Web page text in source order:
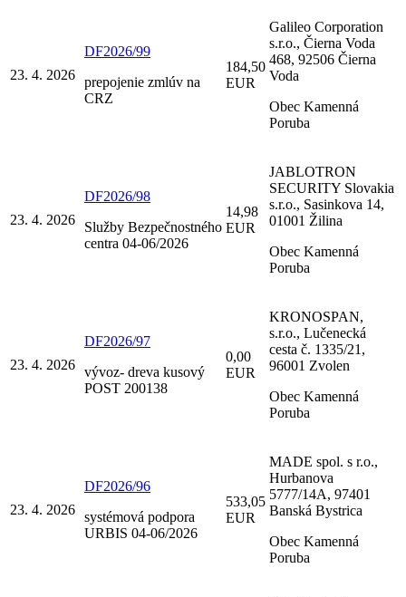
23. 4. 2026
DF2026/99
prepojenie zmlúv na
CRZ
184,50
EUR
Galileo Corporation
s.r.o., Čierna Voda
468, 92506 Čierna
Voda
Obec Kamenná
Poruba
23. 4. 2026
DF2026/98
Služby Bezpečnostného
centra 04-06/2026
14,98
EUR
JABLOTRON
SECURITY Slovakia
s.r.o., Sasinkova 14,
01001 Žilina
Obec Kamenná
Poruba
23. 4. 2026
DF2026/97
vývoz- dreva kusový
POST 200138
0,00
EUR
KRONOSPAN,
s.r.o., Lučenecká
cesta č. 1335/21,
96001 Zvolen
Obec Kamenná
Poruba
23. 4. 2026
DF2026/96
systémová podpora
URBIS 04-06/2026
533,05
EUR
MADE spol. s r.o.,
Hurbanova
5777/14A, 97401
Banská Bystrica
Obec Kamenná
Poruba